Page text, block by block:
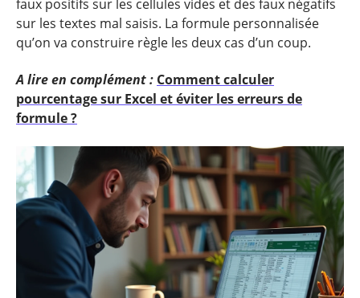
faux positifs sur les cellules vides et des faux négatifs
sur les textes mal saisis. La formule personnalisée
qu’on va construire règle les deux cas d’un coup.
A lire en complément : Comment calculer
pourcentage sur Excel et éviter les erreurs de
formule ?